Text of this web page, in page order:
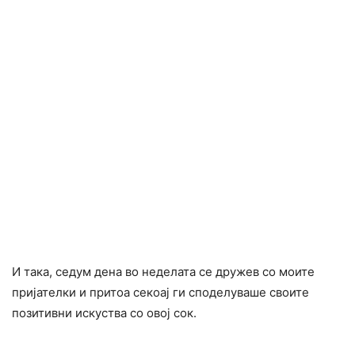
И така, седум дена во неделата се дружев со моите
пријателки и притоа секоај ги споделуваше своите
позитивни искуства со овој сок.